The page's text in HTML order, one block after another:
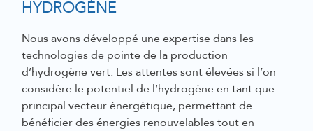
HYDROGÈNE
Nous avons développé une expertise dans les
technologies de pointe de la production
d’hydrogène vert. Les attentes sont élevées si l’on
considère le potentiel de l’hydrogène en tant que
principal vecteur énergétique, permettant de
bénéficier des énergies renouvelables tout en